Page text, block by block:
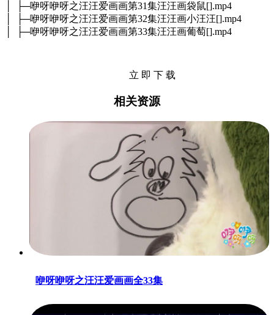
│ ├─咿呀咿呀之汪汪爱画画第31集汪汪画袋鼠[].mp4
│ ├─咿呀咿呀之汪汪爱画画第32集汪汪画小汪汪[].mp4
│ ├─咿呀咿呀之汪汪爱画画第33集汪汪画葡萄[].mp4
立 即 下 载
相关资源
咿呀咿呀之汪汪爱画画全33集